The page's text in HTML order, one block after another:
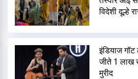
विदेशी दूल्हे
इंडियाज
जीते 1 लाख
मुरीद